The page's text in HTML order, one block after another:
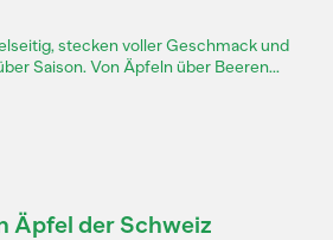
stecken voller Geschmack und
Saison. Von Äpfeln über Beeren...
Äpfel der Schweiz